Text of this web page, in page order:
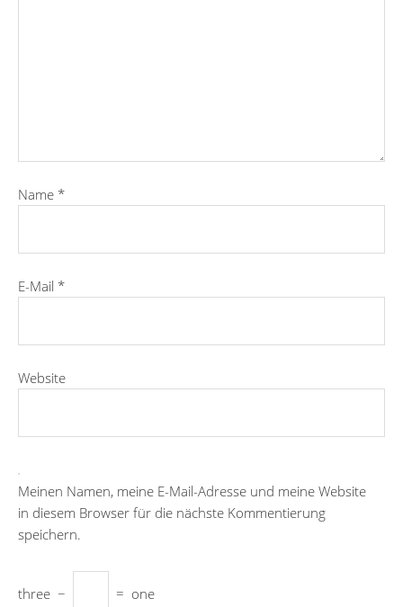
Name *
E-Mail *
Website
Meinen Namen, meine E-Mail-Adresse und meine Website
in diesem Browser für die nächste Kommentierung
speichern.
three − = one